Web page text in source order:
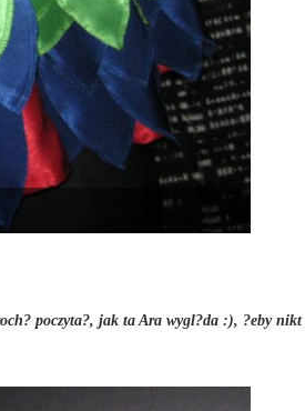
poczyta?, jak ta Ara wygl?da :), ?eby nikt